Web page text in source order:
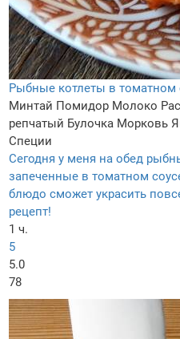
Рыбные котлеты в томатном
Минтай Помидор Молоко
репчатый Булочка Морковь
Специи
Сегодня у меня на обед
запеченные в томатном
блюдо сможет украсить
рецепт!
1 ч.
5
5.0
78